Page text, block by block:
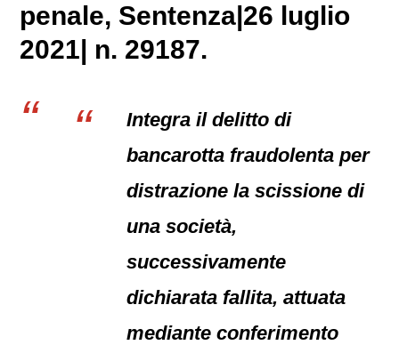
penale, Sentenza|26 luglio
2021| n. 29187.
Integra il delitto di
bancarotta fraudolenta per
distrazione la scissione di
una società,
successivamente
dichiarata fallita, attuata
mediante conferimento